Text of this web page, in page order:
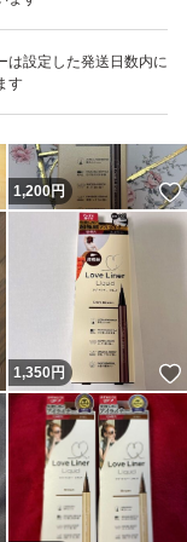
は設定した発送日数内に
す
いいね！
1,300
いいね！
1,200円
いいね！
1,350円